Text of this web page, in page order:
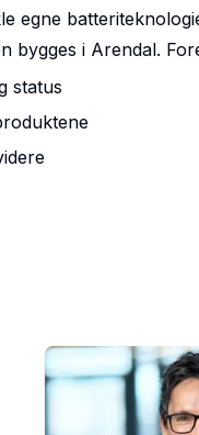
egne
bygges i Arendal.
status